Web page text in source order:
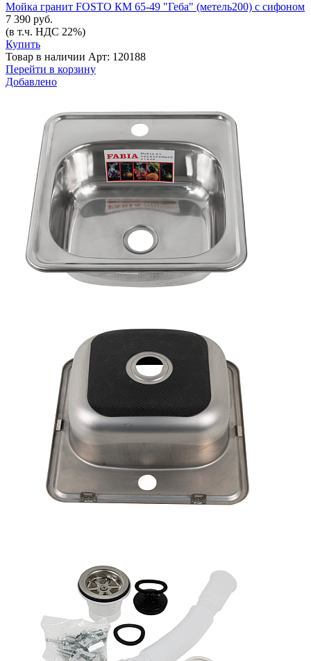
Мойка гранит FOSTO КМ 65-49 "Геба" (метель200) с сифоном
7 390 руб.
(в т.ч. НДС 22%)
Купить
Товар в наличии Арт: 120188
Перейти в корзину
Добавлено